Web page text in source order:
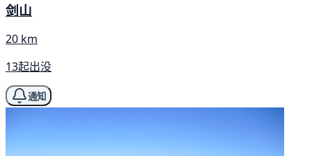
剑山
20 km
13起出没
通知